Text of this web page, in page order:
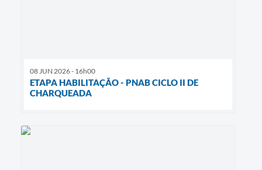
08 JUN 2026 - 16h00
ETAPA HABILITAÇÃO - PNAB CICLO II DE
CHARQUEADA